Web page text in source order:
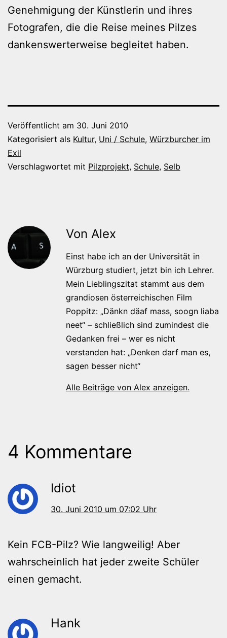
Genehmigung der Künstlerin und ihres
Fotografen, die die Reise meines Pilzes
dankenswerterweise begleitet haben.
Veröffentlicht am 30. Juni 2010
Kategorisiert als Kultur, Uni / Schule, Würzburcher im
Exil
Verschlagwortet mit Pilzprojekt, Schule, Selb
Von Alex
Einst habe ich an der Universität in
Würzburg studiert, jetzt bin ich Lehrer.
Mein Lieblingszitat stammt aus dem
grandiosen österreichischen Film
Poppitz: „Dänkn däaf mass, soogn liaba
neet“ – schließlich sind zumindest die
Gedanken frei – wer es nicht
verstanden hat: „Denken darf man es,
sagen besser nicht“
Alle Beiträge von Alex anzeigen.
4 Kommentare
Idiot
30. Juni 2010 um 07:02 Uhr
Kein FCB-Pilz? Wie langweilig! Aber
wahrscheinlich hat jeder zweite Schüler
einen gemacht.
Hank